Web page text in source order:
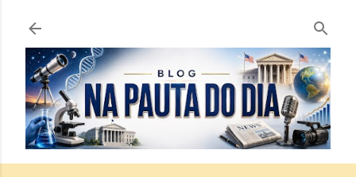
Pular para o conteúdo principal